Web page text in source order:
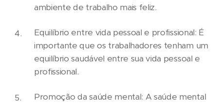
ambiente de trabalho mais feliz.
Equilíbrio entre vida pessoal e profissional: É
importante que os trabalhadores tenham um
equilíbrio saudável entre sua vida pessoal e
profissional.
Promoção da saúde mental: A saúde mental